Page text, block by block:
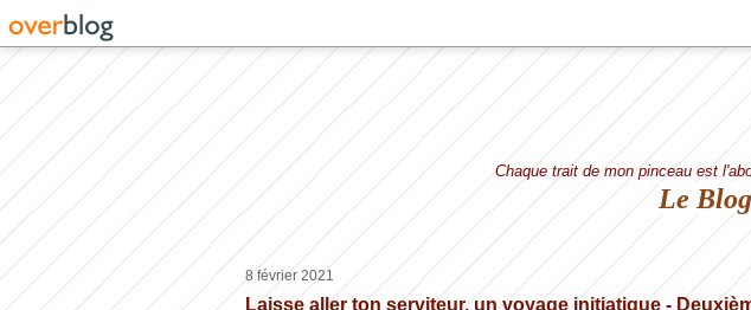
Chaque trait de mon pinceau est
Le
8 février 2021
Laisse aller ton serviteur, un voyage initiatique -